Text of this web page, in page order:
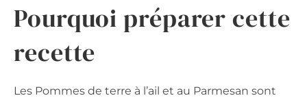
Pourquoi préparer cette
recette
Les Pommes de terre à l’ail et au Parmesan sont